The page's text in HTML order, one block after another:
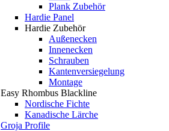
Plank Zubehör
Hardie Panel
Hardie Zubehör
Außenecken
Innenecken
Schrauben
Kantenversiegelung
Montage
Easy Rhombus Blackline
Nordische Fichte
Kanadische Lärche
Groja Profile